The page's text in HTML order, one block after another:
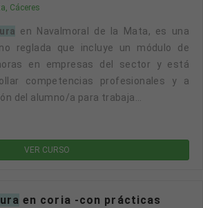
Cáceres
en Navalmoral de la Mata, es una
reglada que incluye un módulo de
en empresas del sector y está
competencias profesionales y a
del alumno/a para trabaja...
VER CURSO
en coria -con prácticas